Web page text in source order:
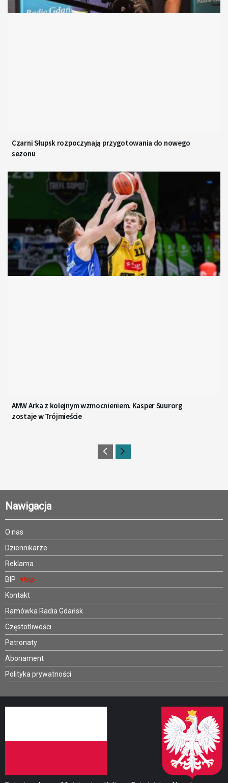
Czarni Słupsk rozpoczynają przygotowania do nowego
sezonu
AMW Arka z kolejnym wzmocnieniem. Kasper Suurorg
zostaje w Trójmieście
Nawigacja
O nas
Dziennikarze
Reklama
BIP
Kontakt
Ramówka Radia Gdańsk
Częstotliwości
Patronaty
Abonament
Polityka prywatności